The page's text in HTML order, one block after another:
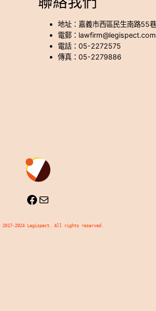
地址：嘉義市西區民生南路55
電郵：lawfirm@legispect.com
電話：05-2272575
傳真：05-2279886
Facebook
Mail
2017-2024 Legispect. All rights reserved.